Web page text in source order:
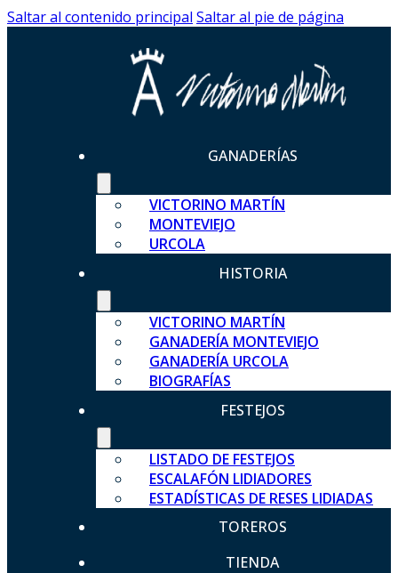
Saltar al contenido principal Saltar al pie de página
GANADERÍAS
VICTORINO MARTÍN
MONTEVIEJO
URCOLA
HISTORIA
VICTORINO MARTÍN
GANADERÍA MONTEVIEJO
GANADERÍA URCOLA
BIOGRAFÍAS
FESTEJOS
LISTADO DE FESTEJOS
ESCALAFÓN LIDIADORES
ESTADÍSTICAS DE RESES LIDIADAS
TOREROS
TIENDA